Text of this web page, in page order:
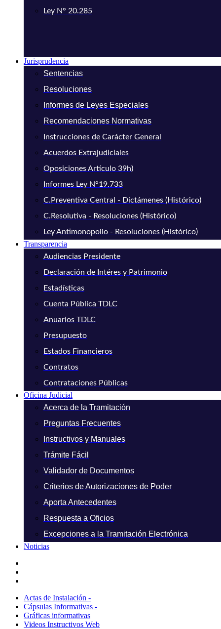
Ley N° 20.285
Jurisprudencia
Sentencias
Resoluciones
Informes de Leyes Especiales
Recomendaciones Normativas
Instrucciones de Carácter General
Acuerdos Extrajudiciales
Oposiciones Artículo 39h)
Informes Ley N°19.733
C.Preventiva Central - Dictámenes (Histórico)
C.Resolutiva - Resoluciones (Histórico)
Ley Antimonopolio - Resoluciones (Histórico)
Transparencia
Audiencias Presidente
Declaración de Intéres y Patrimonio
Estadísticas
Cuenta Pública TDLC
Anuarios TDLC
Presupuesto
Estados Financieros
Contratos
Contrataciones Públicas
Oficina Judicial
Acerca de la Tramitación
Preguntas Frecuentes
Instructivos y Manuales
Trámite Fácil
Validador de Documentos
Criterios de Autorizaciones de Poder
Aporta Antecedentes
Respuesta a Oficios
Excepciones a la Tramitación Electrónica
Noticias
Actas de Instalación -
Cápsulas Informativas -
Gráficas informativas
Videos Instructivos Web